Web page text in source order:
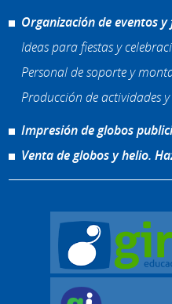
Organización de eventos y
Ideas para fiestas y
Personal de soporte y
Producción de actividades y
Impresión de globos
Venta de globos y helio.